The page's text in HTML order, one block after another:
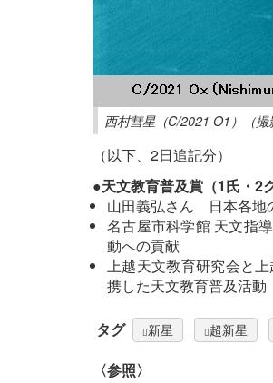
西村彗星（C/2021 O1）（
（以下、2日追記分）
●天文教育普及賞（1氏・2
山田義弘さん 日本各地
名古屋市科学館 天文指
動への貢献
上越天文教育研究会と
携した天文教育普及活動
タグ 新星 超新星
〈参照〉